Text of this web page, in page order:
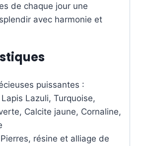
de chaque jour une
avec harmonie et
puissantes :
Lazuli, Turquoise,
Calcite jaune, Cornaline,
résine et alliage de